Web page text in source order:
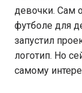
девочки. Сам
футболе для
запустил
логотип. Но
самому